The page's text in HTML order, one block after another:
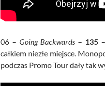
06 – Going Backwards – 135–
całkiem niezłe miejsce.
podczas Promo Tour dały tak